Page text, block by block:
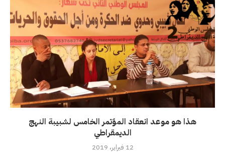
هذا هو موعد انعقاد المؤتمر الخامس لشبيبة النهج
الديمقراطي
12 فبراير، 2019